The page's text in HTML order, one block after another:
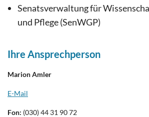
Senatsverwaltung für
und Pflege (SenWGP)
Ihre Ansprechperson
Marion Amler
E-Mail
Fon: (030) 44 31 90 72